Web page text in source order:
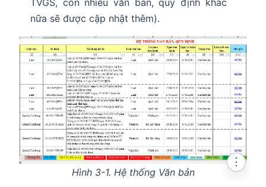
nữa sẽ được cập nhật thêm).
Hình 3-1. Hệ thống Văn bản
⋮